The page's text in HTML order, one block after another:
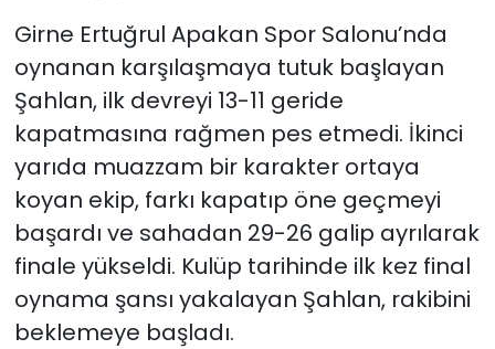
Girne Ertuğrul Apakan Spor Salonu’nda
oynanan karşılaşmaya tutuk başlayan
Şahlan, ilk devreyi 13-11 geride
kapatmasına rağmen pes etmedi. İkinci
yarıda muazzam bir karakter ortaya
koyan ekip, farkı kapatıp öne geçmeyi
başardı ve sahadan 29-26 galip ayrılarak
finale yükseldi. Kulüp tarihinde ilk kez final
oynama şansı yakalayan Şahlan, rakibini
beklemeye başladı.
Spor
Teknoloji
TÜRKiYE
Video Galeri
YAŞAM
Yazarlar